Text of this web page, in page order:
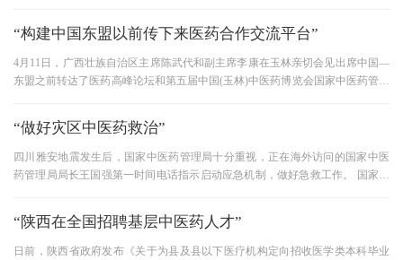
“构建中国东盟以前传下来医药合作交流平台”
4月11日，广西壮族自治区主席陈武代和副主席李康在玉林亲切会见出席中国—
东盟之前转达了医药高峰论坛和第五届中国(玉林)中医药博览会国家中医药管理
“做好灾区中医药救治”
四川雅安地震发生后，国家中医药管理局十分重视，正在海外访问的国家中医
药管理局局长王国强第一时间电话指示启动应急机制，做好急救工作。 国家中
“陕西在全国招聘基层中医药人才”
日前，陕西省政府发布《关于为县及县以下医疗机构定向招收医学类本科毕业